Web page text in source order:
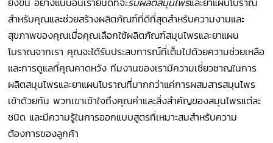
สำหรับคุณและช่วยสร้างผลิตภัณฑ์ที่ดีที่สุดสำหรับความงามและ
สุขภาพของคุณเมื่อคุณเลือกใช้ผลิตภัณฑ์สมุนไพรและยาแผน
โบราณจากเรา คุณจะได้รับประสบการณ์ที่เต็มไปด้วยความช่วยเหลือ
และการดูแลที่คุณคาดหวัง ทีมงานของเรามีความเชี่ยวชาญในการ
ผลิตสมุนไพรและยาแผนโบราณที่มากกว่าแค่การผสมสารสมุนไพร
เข้าด้วยกัน พวกเขาเข้าใจถึงคุณค่าและสิ่งสำคัญของสมุนไพรแต่ละ
ชนิด และมีความรู้ในการออกแบบสูตรที่เหมาะสมสำหรับความ
ต้องการของลูกค้า